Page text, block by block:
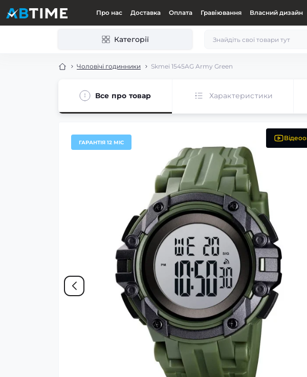
Про нас Доставка Оплата Гравіювання Власний дизайн
Категорії
Чоловічі годинники Skmei 1545AG Army Green
Все про товар Характеристики
ГАРАНТІЯ 12 МІС